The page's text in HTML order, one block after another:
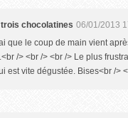
chocolatines 06/01/2013
que le coup de main vient
/> <br /> <br /> Le plus
est vite dégustée. Bises<br />